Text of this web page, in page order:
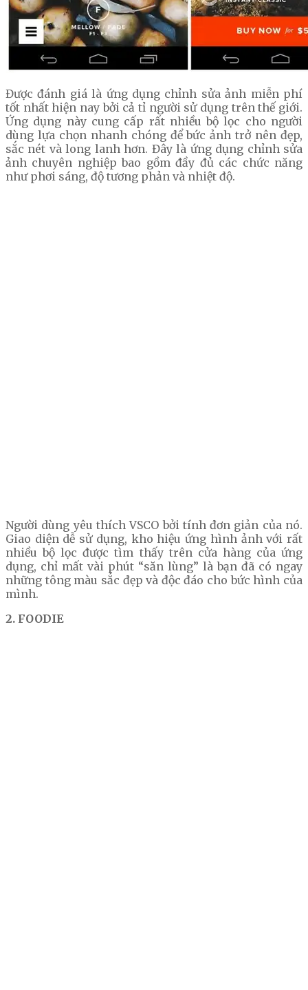
Được đánh giá là ứng dụng chỉnh sửa ảnh miễn phí
tốt nhất hiện nay bởi cả tỉ người sử dụng trên thế giới.
Ứng dụng này cung cấp rất nhiều bộ lọc cho người
dùng lựa chọn nhanh chóng để bức ảnh trở nên đẹp,
sắc nét và long lanh hơn. Đây là ứng dụng chỉnh sửa
ảnh chuyên nghiệp bao gồm đầy đủ các chức năng
như phơi sáng, độ tương phản và nhiệt độ.
Người dùng yêu thích VSCO bởi tính đơn giản của nó.
Giao diện dễ sử dụng, kho hiệu ứng hình ảnh với rất
nhiều bộ lọc được tìm thấy trên cửa hàng của ứng
dụng, chỉ mất vài phút “săn lùng” là bạn đã có ngay
những tông màu sắc đẹp và độc đáo cho bức hình của
mình.
2. FOODIE